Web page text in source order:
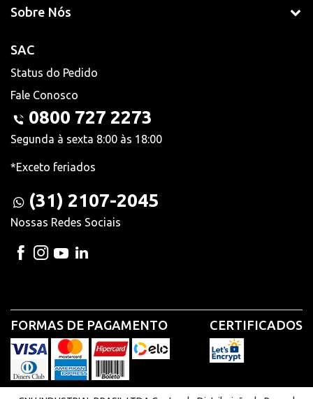
Sobre Nós
SAC
Status do Pedido
Fale Conosco
0800 727 2273
Segunda à sexta 8:00 às 18:00
*Exceto feriados
(31) 2107-2045
Nossas Redes Sociais
FORMAS DE PAGAMENTO CERTIFICADOS